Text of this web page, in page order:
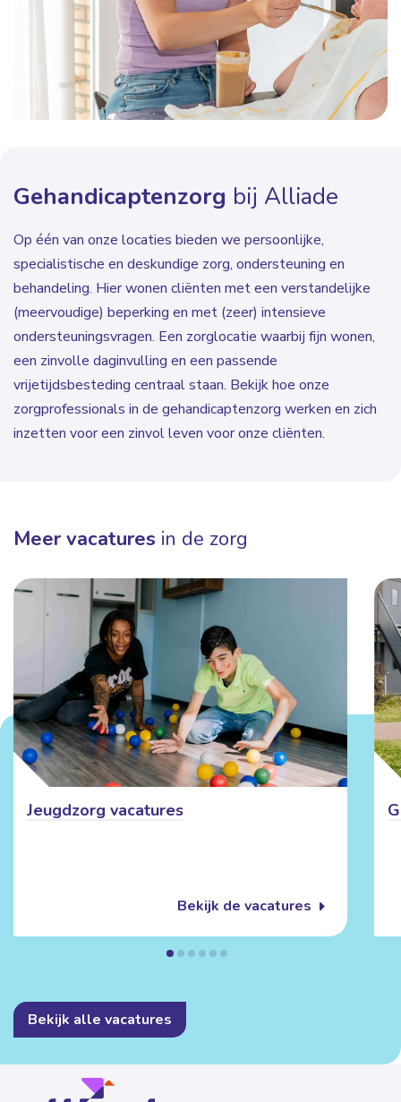
Gehandicaptenzorg bij Alliade
Op één van onze locaties bieden we persoonlijke,
specialistische en deskundige zorg, ondersteuning en
behandeling. Hier wonen cliënten met een verstandelijke
(meervoudige) beperking en met (zeer) intensieve
ondersteuningsvragen. Een zorglocatie waarbij fijn wonen,
een zinvolle daginvulling en een passende
vrijetijdsbesteding centraal staan. Bekijk hoe onze
zorgprofessionals in de gehandicaptenzorg werken en zich
inzetten voor een zinvol leven voor onze cliënten.
Meer vacatures in de zorg
Jeugdzorg vacatures
Bekijk de vacatures
Bekijk alle vacatures